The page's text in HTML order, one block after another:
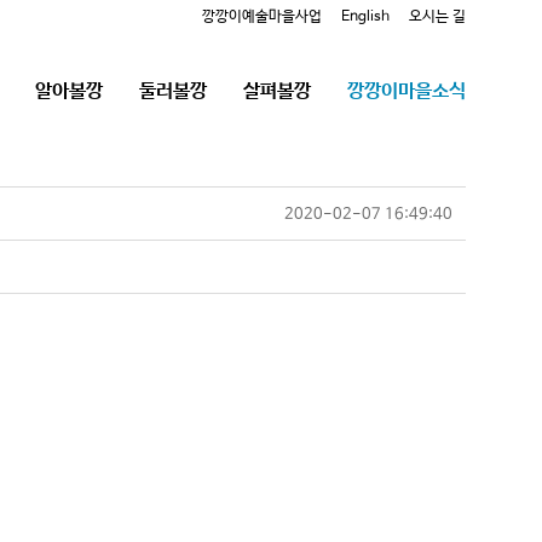
깡깡이예술마을사업 English 오시는 길
알아볼깡 둘러볼깡 살펴볼깡 깡깡이마을소식
2020-02-07 16:49:40